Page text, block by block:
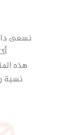
نسعى
هذه
نسبة